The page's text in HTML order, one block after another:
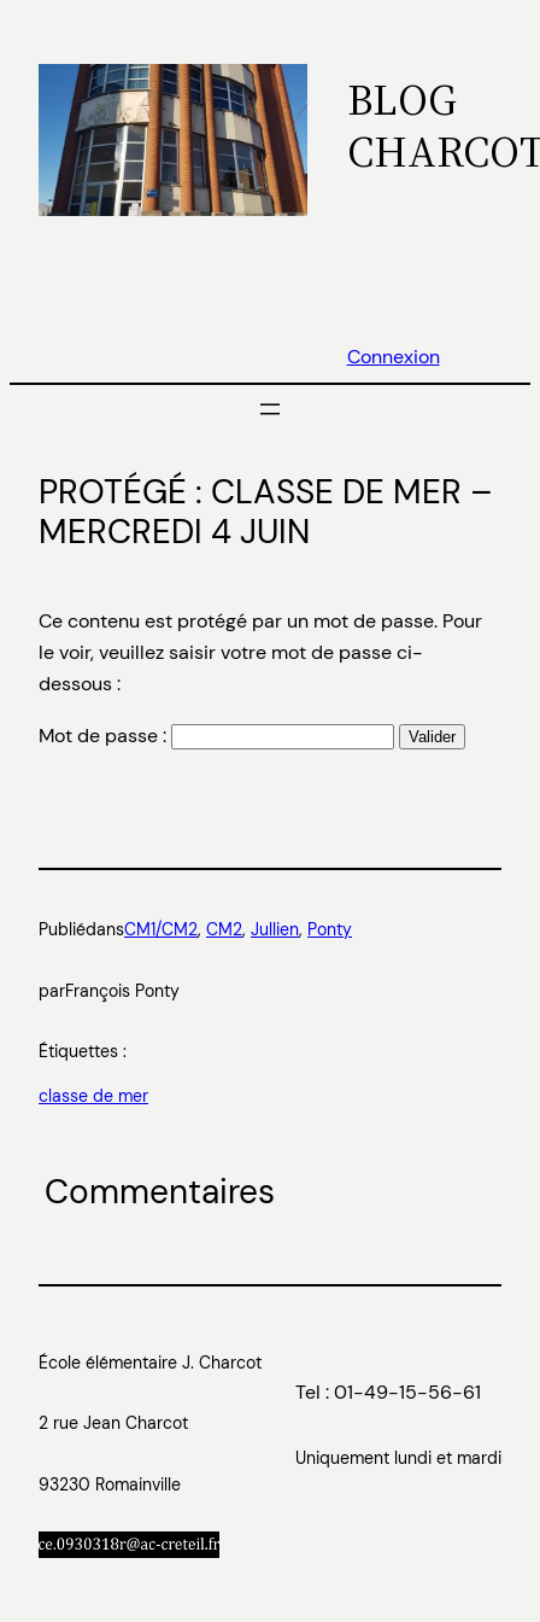
contenu
BLOG
Connexion
PROTÉGÉ : CLASSE DE MER –
MERCREDI 4 JUIN
Ce contenu est protégé par un mot de passe. Pour
le voir, veuillez saisir votre mot de passe ci-
dessous :
Mot de passe :
PubliédansCM1/CM2, CM2, Jullien, Ponty
parFrançois Ponty
Étiquettes :
classe de mer
Commentaires
École élémentaire J. Charcot
2 rue Jean Charcot
93230 Romainville
Tel : 01-49-15-56-61
Uniquement lundi et mardi